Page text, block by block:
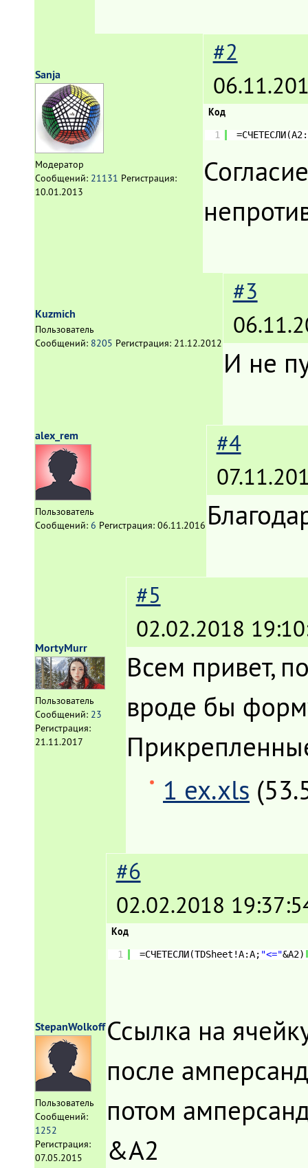
Sanja
Модератор
Сообщений: 21131 Регистрация:
10.01.2013
#2
Код
1
Kuzmich
Пользователь
Сообщений: 8205 Регистрация: 21.12.2012
#3
И не
alex_rem
Пользователь
Сообщений: 6 Регистрация: 06.11.2016
#4
MortyMurr
Пользователь
Сообщений: 23
Регистрация:
21.11.2017
#5
02.02.2018
Всем привет,
вроде бы
1 ex.xls
StepanWolkoff
Пользователь
Сообщений:
1252
Регистрация:
07.05.2015
#6
02.02.2018
Код
1 =СЧЁТЕСЛИ(TDSheet!A:A; "<="&A2)
Ссылка на
после
потом
&A2